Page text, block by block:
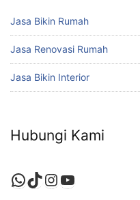
Jasa Bikin Rumah
Jasa Renovasi Rumah
Jasa Bikin Interior
Hubungi Kami
WhatsApp
TikTok
Instagram
YouTube